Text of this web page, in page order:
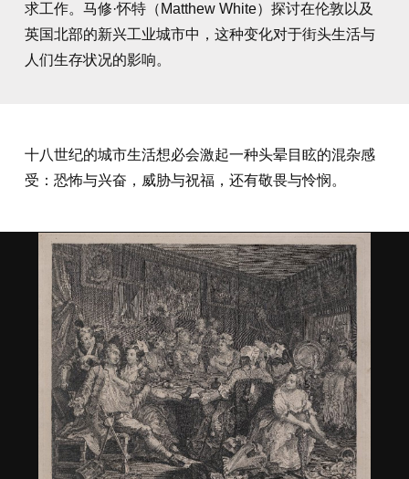
求工作。马修·怀特（Matthew White）探讨在伦敦以及
英国北部的新兴工业城市中，这种变化对于街头生活与
人们生存状况的影响。
十八世纪的城市生活想必会激起一种头晕目眩的混杂感
受：恐怖与兴奋，威胁与祝福，还有敬畏与怜悯。